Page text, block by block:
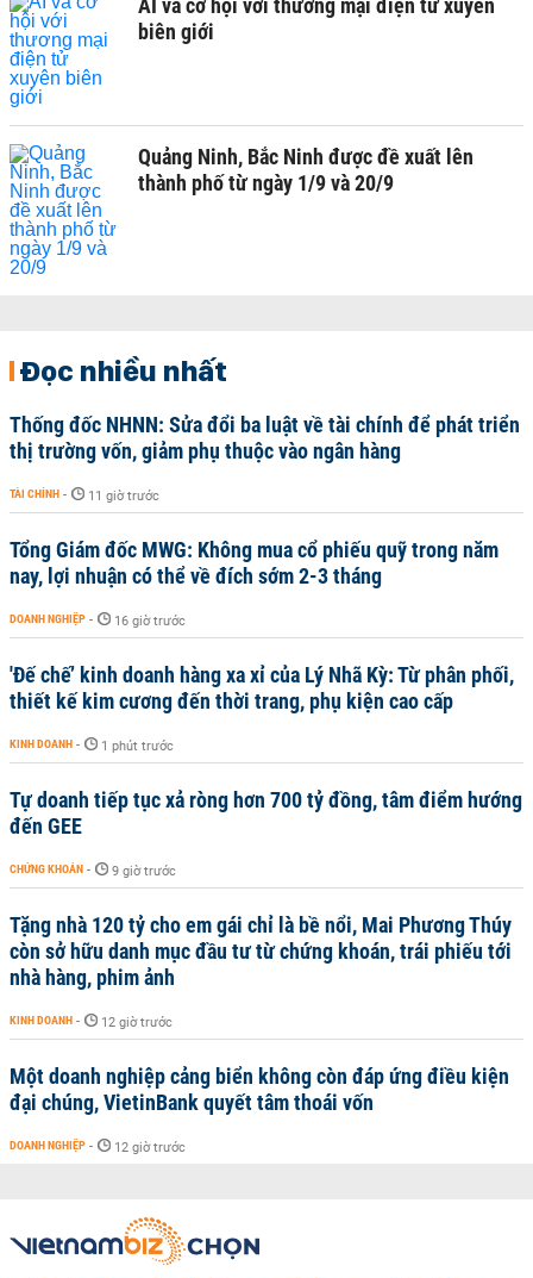
AI và cơ hội với thương mại điện tử xuyên
biên giới
Quảng Ninh, Bắc Ninh được đề xuất lên
thành phố từ ngày 1/9 và 20/9
Đọc nhiều nhất
Thống đốc NHNN: Sửa đổi ba luật về tài chính để phát triển
thị trường vốn, giảm phụ thuộc vào ngân hàng
TÀI CHÍNH - 11 giờ trước
Tổng Giám đốc MWG: Không mua cổ phiếu quỹ trong năm
nay, lợi nhuận có thể về đích sớm 2-3 tháng
DOANH NGHIỆP - 16 giờ trước
'Đế chế’ kinh doanh hàng xa xỉ của Lý Nhã Kỳ: Từ phân phối,
thiết kế kim cương đến thời trang, phụ kiện cao cấp
KINH DOANH - 1 phút trước
Tự doanh tiếp tục xả ròng hơn 700 tỷ đồng, tâm điểm hướng
đến GEE
CHỨNG KHOÁN - 9 giờ trước
Tặng nhà 120 tỷ cho em gái chỉ là bề nổi, Mai Phương Thúy
còn sở hữu danh mục đầu tư từ chứng khoán, trái phiếu tới
nhà hàng, phim ảnh
KINH DOANH - 12 giờ trước
Một doanh nghiệp cảng biển không còn đáp ứng điều kiện
đại chúng, VietinBank quyết tâm thoái vốn
DOANH NGHIỆP - 12 giờ trước